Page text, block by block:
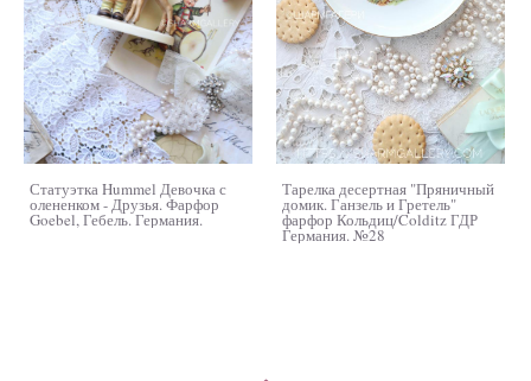
Статуэтка Hummel Девочка с
олененком - Друзья. Фарфор
Goebel, Гебель. Германия.
Тарелка десертная "Пряничный
домик. Ганзель и Гретель"
фарфор Кольдиц/Colditz ГДР
Германия. №28